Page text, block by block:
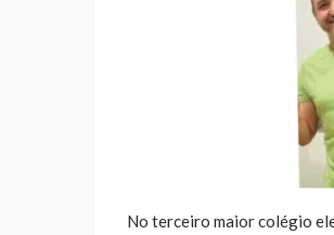
No terceiro maior colégio